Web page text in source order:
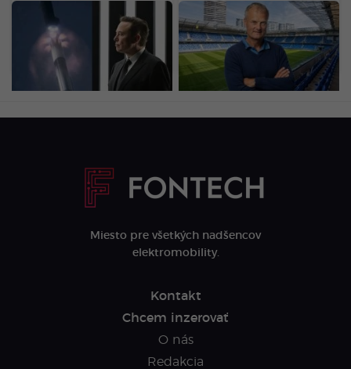
Raketa SpaceX narazila
do Mesiaca v rýchlosti
takmer 9-tisíc km/h.
NASA okamžite reaguje
68-ročný fyziológ trénuje
futbalovú elitu metódou
10-20-30. Trvá 20 minút
a nahradí hodiny behu
Miesto pre všetkých nadšencov
elektromobility.
Kontakt
Chcem inzerovať
O nás
Redakcia